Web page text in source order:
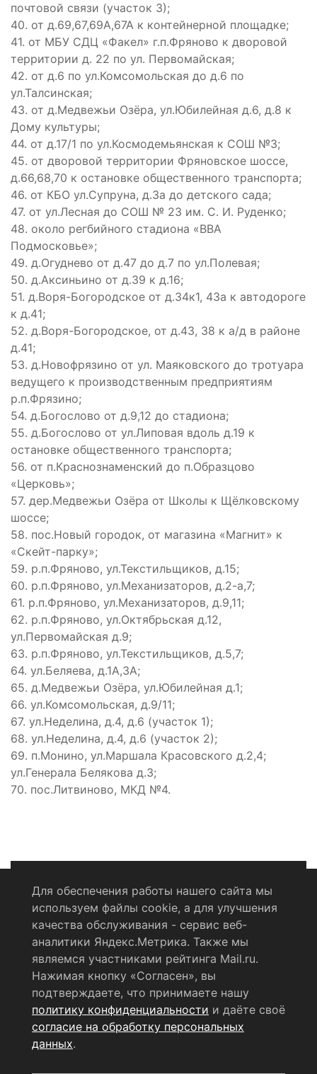
почтовой связи (участок 3);
40. от д.69,67,69А,67А к контейнерной площадке;
41. от МБУ СДЦ «Факел» г.п.Фряново к дворовой
территории д. 22 по ул. Первомайская;
42. от д.6 по ул.Комсомольская до д.6 по
ул.Талсинская;
43. от д.Медвежьи Озёра, ул.Юбилейная д.6, д.8 к
Дому культуры;
44. от д.17/1 по ул.Космодемьянская к СОШ №3;
45. от дворовой территории Фряновское шоссе,
д.66,68,70 к остановке общественного транспорта;
46. от КБО ул.Супруна, д.3а до детского сада;
47. от ул.Лесная до СОШ № 23 им. С. И. Руденко;
48. около регбийного стадиона «ВВА
Подмосковье»;
49. д.Огуднево от д.47 до д.7 по ул.Полевая;
50. д.Аксиньино от д.39 к д.16;
51. д.Воря-Богородское от д.34к1, 43а к автодороге
к д.41;
52. д.Воря-Богородское, от д.43, 38 к а/д в районе
д.41;
53. д.Новофрязино от ул. Маяковского до тротуара
ведущего к производственным предприятиям
р.п.Фрязино;
54. д.Богослово от д.9,12 до стадиона;
55. д.Богослово от ул.Липовая вдоль д.19 к
остановке общественного транспорта;
56. от п.Краснознаменский до п.Образцово
«Церковь»;
57. дер.Медвежьи Озёра от Школы к Щёлковскому
шоссе;
58. пос.Новый городок, от магазина «Магнит» к
«Скейт-парку»;
59. р.п.Фряново, ул.Текстильщиков, д.15;
60. р.п.Фряново, ул.Механизаторов, д.2-а,7;
61. р.п.Фряново, ул.Механизаторов, д.9,11;
62. р.п.Фряново, ул.Октябрьская д.12,
ул.Первомайская д.9;
63. р.п.Фряново, ул.Текстильщиков, д.5,7;
64. ул.Беляева, д.1А,3А;
65. д.Медвежьи Озёра, ул.Юбилейная д.1;
66. ул.Комсомольская, д.9/11;
67. ул.Неделина, д.4, д.6 (участок 1);
68. ул.Неделина, д.4, д.6 (участок 2);
69. п.Монино, ул.Маршала Красовского д.2,4;
ул.Генерала Белякова д.3;
70. пос.Литвиново, МКД №4.
Политика конфиденциальности
Согласие на обработку персональных данных
RSS-лента
© 2004 - 2026 Сетевое издание Щёлковское ТВ.
Свидетельство о регистрации СМИ
ЭЛ № ФС 77 - 79754 от 07.12.2020 г.
Для обеспечения работы нашего сайта мы
используем файлы cookie, а для улучшения
качества обслуживания - сервис веб-
аналитики Яндекс.Метрика. Также мы
являемся участниками рейтинга Mail.ru.
Нажимая кнопку «Согласен», вы
подтверждаете, что принимаете нашу
политику конфиденциальности и даёте своё
согласие на обработку персональных
данных.